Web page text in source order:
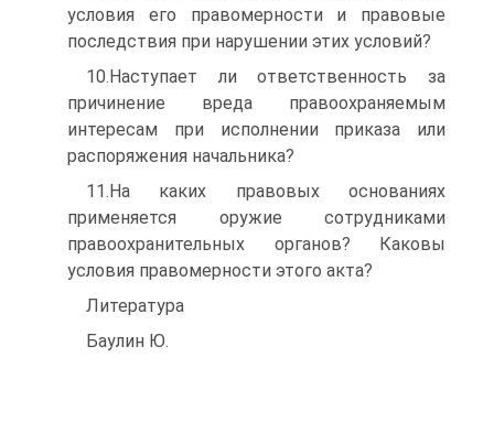
условия его правомерности и правовые
последствия при нарушении этих условий?
10.Наступает ли ответственность за
причинение вреда правоохраняемым
интересам при исполнении приказа или
распоряжения начальника?
11.На каких правовых основаниях
применяется оружие сотрудниками
правоохранительных органов? Каковы
условия правомерности этого акта?
Литература
Баулин Ю.